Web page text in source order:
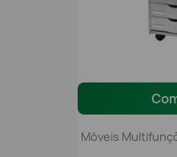
Móveis